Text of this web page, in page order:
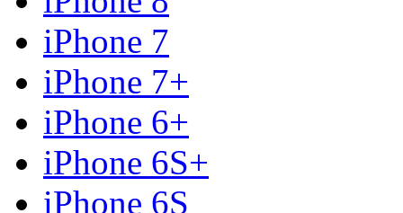
iPhone 7
iPhone 7+
iPhone 6+
iPhone 6S+
iPhone 6S